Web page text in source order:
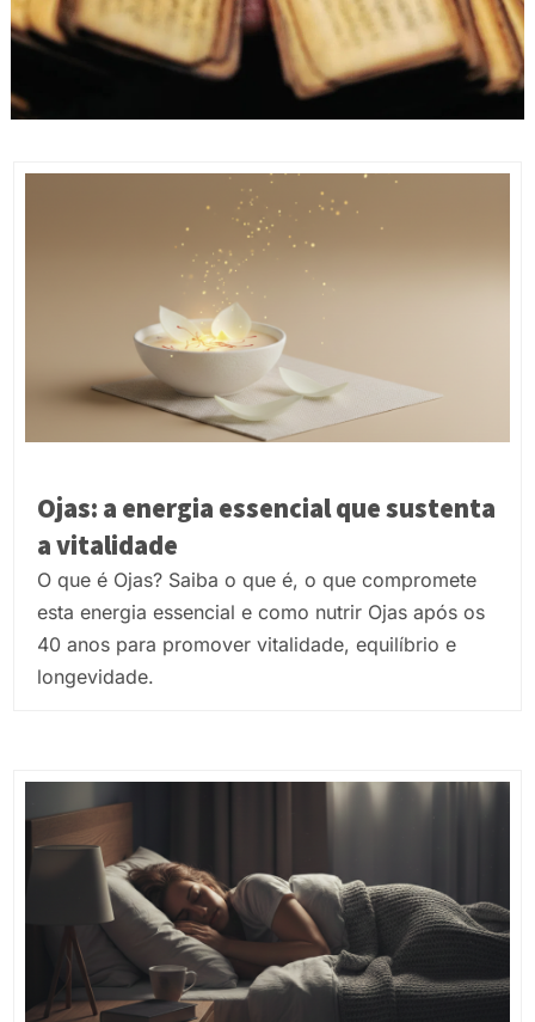
Ojas: a energia essencial que sustenta
a vitalidade
O que é Ojas? Saiba o que é, o que compromete
esta energia essencial e como nutrir Ojas após os
40 anos para promover vitalidade, equilíbrio e
longevidade.